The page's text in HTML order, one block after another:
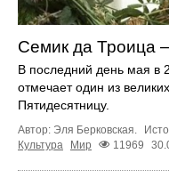
Семик да Троица
В последний день мая в
отмечает один из
Пятидесятницу.
Автор: Эля Берковская.
Культура
Мир 11969